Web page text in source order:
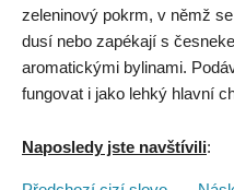
zeleninový pokrm, v němž
dusí nebo zapékají s
aromatickými bylinami.
fungovat i jako lehký hlavní
Naposledy jste navštívili: